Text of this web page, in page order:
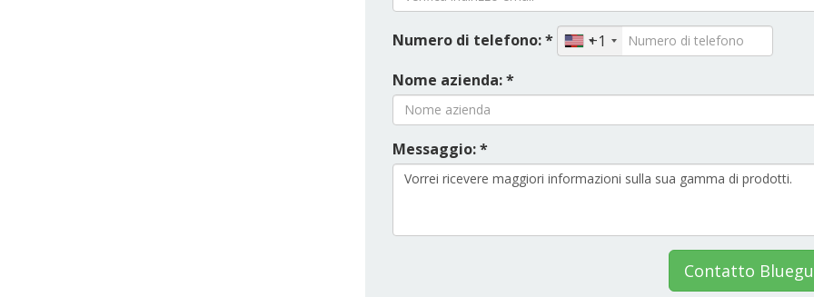
Numero di telefono: *
+1
Nome azienda: *
Messaggio: *
Contatto